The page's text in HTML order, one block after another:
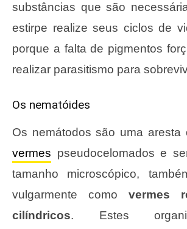
substâncias que são
estirpe realize seus ciclos de
porque a falta de pigmentos
realizar parasitismo para
Os nematóides
Os nemátodos são uma aresta
vermes pseudocelomados e
tamanho microscópico,
vulgarmente como vermes
cilíndricos. Estes